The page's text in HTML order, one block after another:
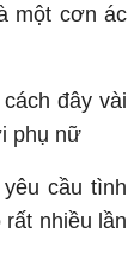
một cơn ác
đây vài
phụ nữ
cầu tình
nhiều lần